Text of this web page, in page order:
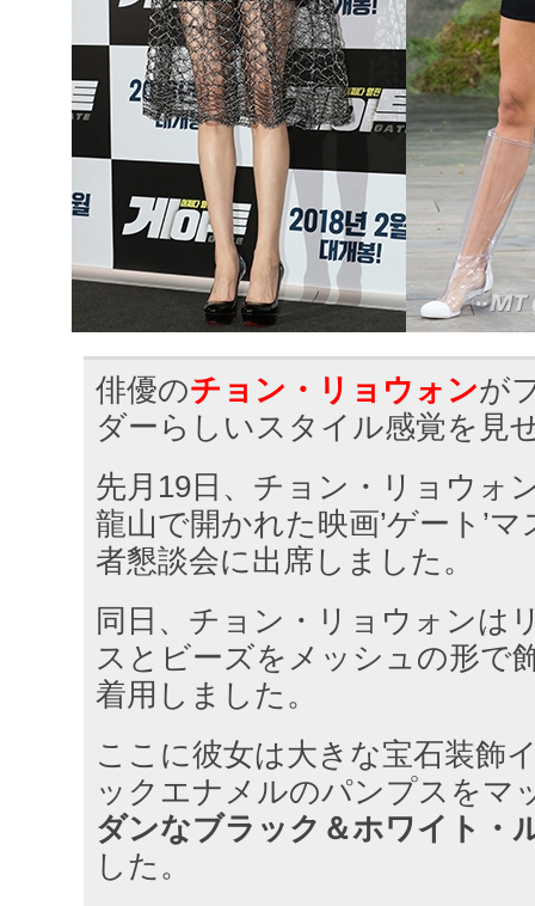
俳優のチョン・リョウォンが
ダーらしいスタイル感覚を見
先月19日、チョン・リョウォ
龍山で開かれた映画’ゲート’
者懇談会に出席しました。
同日、チョン・リョウォンは
スとビーズをメッシュの形で
着用しました。
ここに彼女は大きな宝石装飾
ックエナメルのパンプスをマ
ダンなブラック＆ホワイト・
した。